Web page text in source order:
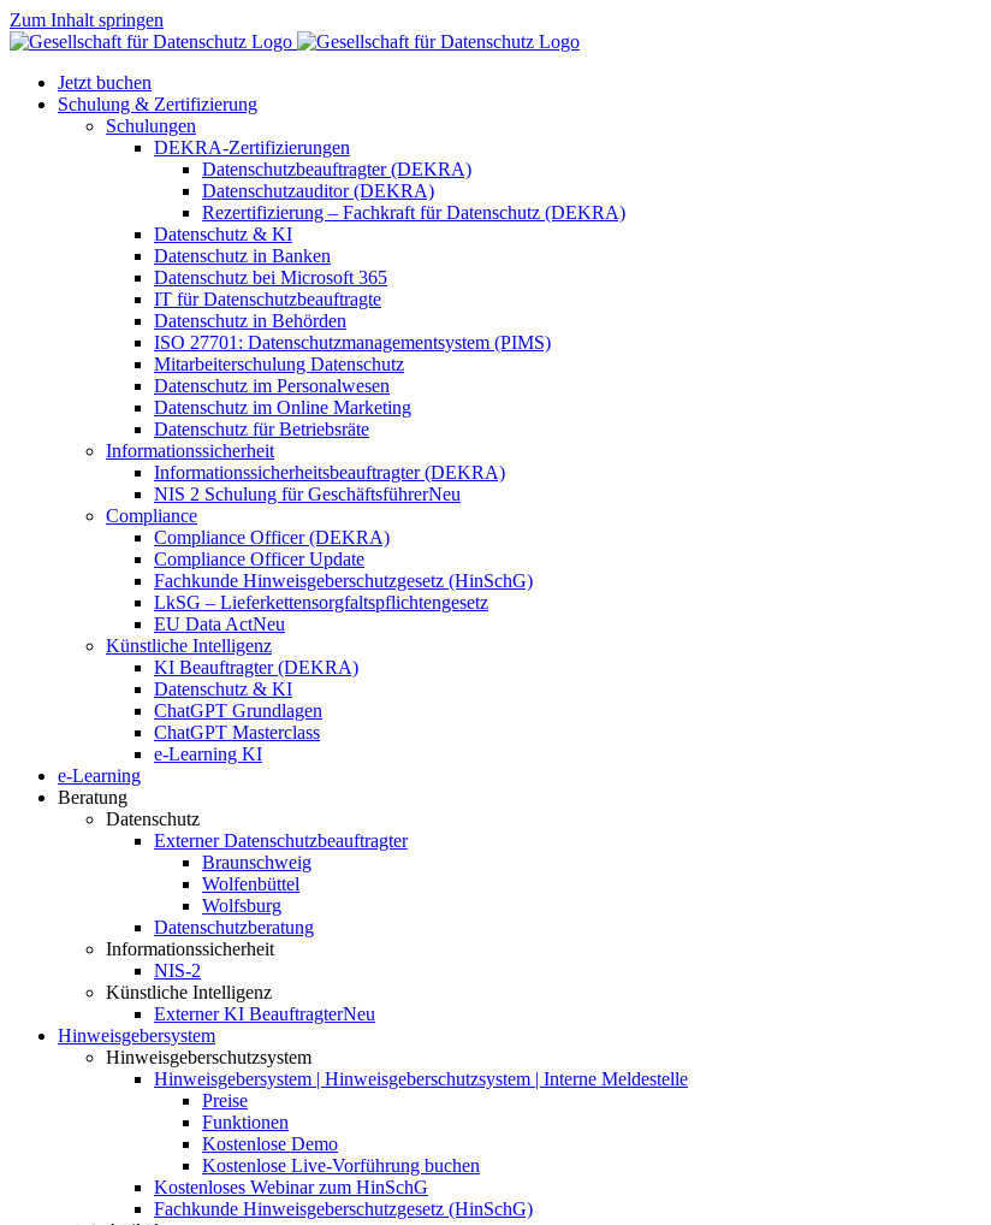
Zum Inhalt springen
Jetzt buchen
Schulung & Zertifizierung
Schulungen
DEKRA-Zertifizierungen
Datenschutzbeauftragter (DEKRA)
Datenschutzauditor (DEKRA)
Rezertifizierung – Fachkraft für Datenschutz (DEKRA)
Datenschutz & KI
Datenschutz in Banken
Datenschutz bei Microsoft 365
IT für Datenschutzbeauftragte
Datenschutz in Behörden
ISO 27701: Datenschutzmanagementsystem (PIMS)
Mitarbeiterschulung Datenschutz
Datenschutz im Personalwesen
Datenschutz im Online Marketing
Datenschutz für Betriebsräte
Informationssicherheit
Informationssicherheitsbeauftragter (DEKRA)
NIS 2 Schulung für GeschäftsführerNeu
Compliance
Compliance Officer (DEKRA)
Compliance Officer Update
Fachkunde Hinweisgeberschutzgesetz (HinSchG)
LkSG – Lieferkettensorgfaltspflichtengesetz
EU Data ActNeu
Künstliche Intelligenz
KI Beauftragter (DEKRA)
Datenschutz & KI
ChatGPT Grundlagen
ChatGPT Masterclass
e-Learning KI
e-Learning
Beratung
Datenschutz
Externer Datenschutzbeauftragter
Braunschweig
Wolfenbüttel
Wolfsburg
Datenschutzberatung
Informationssicherheit
NIS-2
Künstliche Intelligenz
Externer KI BeauftragterNeu
Hinweisgebersystem
Hinweisgeberschutzsystem
Hinweisgebersystem | Hinweisgeberschutzsystem | Interne Meldestelle
Preise
Funktionen
Kostenlose Demo
Kostenlose Live-Vorführung buchen
Kostenloses Webinar zum HinSchG
Fachkunde Hinweisgeberschutzgesetz (HinSchG)